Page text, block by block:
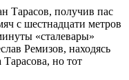
Тарасов, получив пас
с шестнадцати метров
«сталевары»
Ремизов, находясь
Тарасова, но тот